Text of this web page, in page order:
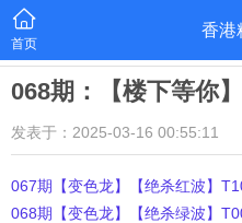
首页
香港
068期：【楼下等你
发表于：2025-03-16 00:55:11
067期【变色龙】【绝杀红波】
068期【变色龙】【绝杀绿波】